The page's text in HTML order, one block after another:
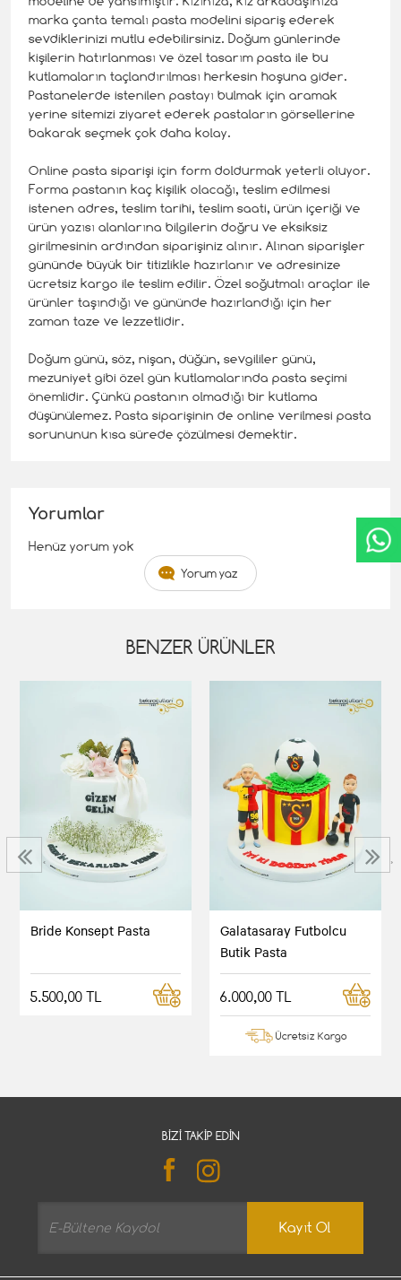
marka çanta temalı pasta modelini sipariş ederek
sevdiklerinizi mutlu edebilirsiniz. Doğum günlerinde
kişilerin hatırlanması ve özel tasarım pasta ile bu
kutlamaların taçlandırılması herkesin hoşuna gider.
Pastanelerde istenilen pastayı bulmak için aramak
yerine sitemizi ziyaret ederek pastaların görsellerine
bakarak seçmek çok daha kolay.
Online pasta siparişi için form doldurmak yeterli oluyor.
Forma pastanın kaç kişilik olacağı, teslim edilmesi
istenen adres, teslim tarihi, teslim saati, ürün içeriği ve
ürün yazısı alanlarına bilgilerin doğru ve eksiksiz
girilmesinin ardından siparişiniz alınır. Alınan siparişler
gününde büyük bir titizlikle hazırlanır ve adresinize
ücretsiz kargo ile teslim edilir. Özel soğutmalı araçlar ile
ürünler taşındığı ve gününde hazırlandığı için her
zaman taze ve lezzetlidir.
Doğum günü, söz, nişan, düğün, sevgililer günü,
mezuniyet gibi özel gün kutlamalarında pasta seçimi
önemlidir. Çünkü pastanın olmadığı bir kutlama
düşünülemez. Pasta siparişinin de online verilmesi pasta
sorununun kısa sürede çözülmesi demektir.
Yorumlar
Henüz yorum yok
Yorum yaz
BENZER ÜRÜNLER
Bride Konsept Pasta
5.500,00 TL
Galatasaray Futbolcu
Butik Pasta
6.000,00 TL
Ücretsiz Kargo
‹ ›
BIZI TAKIP EDIN
Kayıt Ol